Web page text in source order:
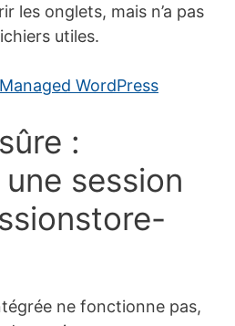
les onglets, mais n’a pas
utiles.
:
session
ne fonctionne pas,